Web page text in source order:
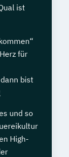
ist
für
bist
und so
High-